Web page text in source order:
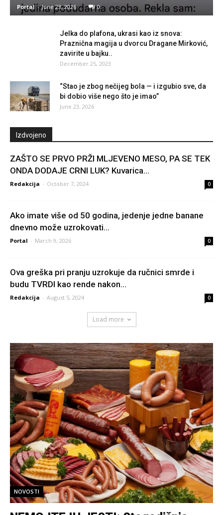
Portal - June 23, 2026 0
Jelka do plafona, ukrasi kao iz snova:
Praznična magija u dvorcu Dragane Mirković,
zavirite u bajku..
December 25, 2023
“Stao je zbog nečijeg bola — i izgubio sve, da
bi dobio više nego što je imao”
June 23, 2026
Izdvojeno
ZAŠTO SE PRVO PRŽI MLJEVENO MESO, PA SE TEK
ONDA DODAJE CRNI LUK? Kuvarica...
Redakcija - October 7, 2024 0
Ako imate više od 50 godina, jedenje jedne banane
dnevno može uzrokovati…
Portal - March 9, 2026 0
Ova greška pri pranju uzrokuje da ručnici smrde i
budu TVRDI kao rende nakon...
Redakcija - August 5, 2024 0
Load more
NOVOSTI